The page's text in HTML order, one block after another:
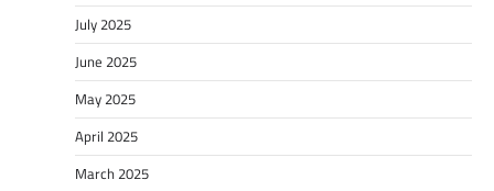
July 2025
June 2025
May 2025
April 2025
March 2025